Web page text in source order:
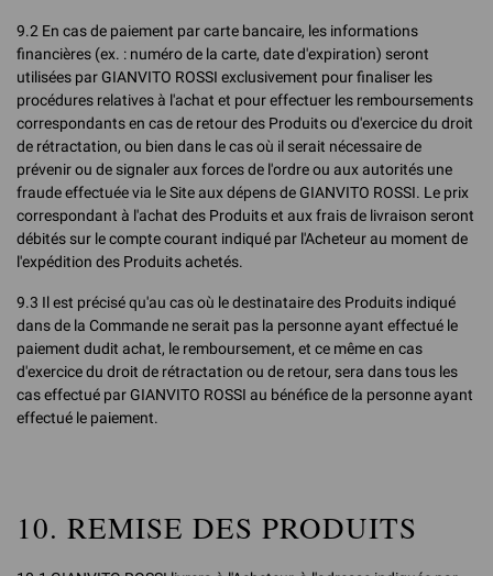
9.2 En cas de paiement par carte bancaire, les informations
financières (ex. : numéro de la carte, date d'expiration) seront
utilisées par GIANVITO ROSSI exclusivement pour finaliser les
procédures relatives à l'achat et pour effectuer les remboursements
correspondants en cas de retour des Produits ou d'exercice du droit
de rétractation, ou bien dans le cas où il serait nécessaire de
prévenir ou de signaler aux forces de l'ordre ou aux autorités une
fraude effectuée via le Site aux dépens de GIANVITO ROSSI. Le prix
correspondant à l'achat des Produits et aux frais de livraison seront
débités sur le compte courant indiqué par l'Acheteur au moment de
l'expédition des Produits achetés.
9.3 Il est précisé qu'au cas où le destinataire des Produits indiqué
dans de la Commande ne serait pas la personne ayant effectué le
paiement dudit achat, le remboursement, et ce même en cas
d'exercice du droit de rétractation ou de retour, sera dans tous les
cas effectué par GIANVITO ROSSI au bénéfice de la personne ayant
effectué le paiement.
10. REMISE DES PRODUITS